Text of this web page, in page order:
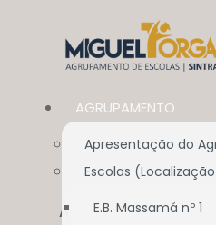
AGRUPAMENTO
Apresentação do
Escolas
E.B. Massamá nº 1
ACESSO ÁREA